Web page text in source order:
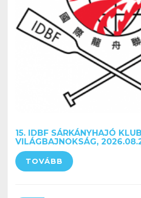
15. IDBF SÁRKÁNYHAJÓ
VILÁGBAJNOKSÁG,
TOVÁBB